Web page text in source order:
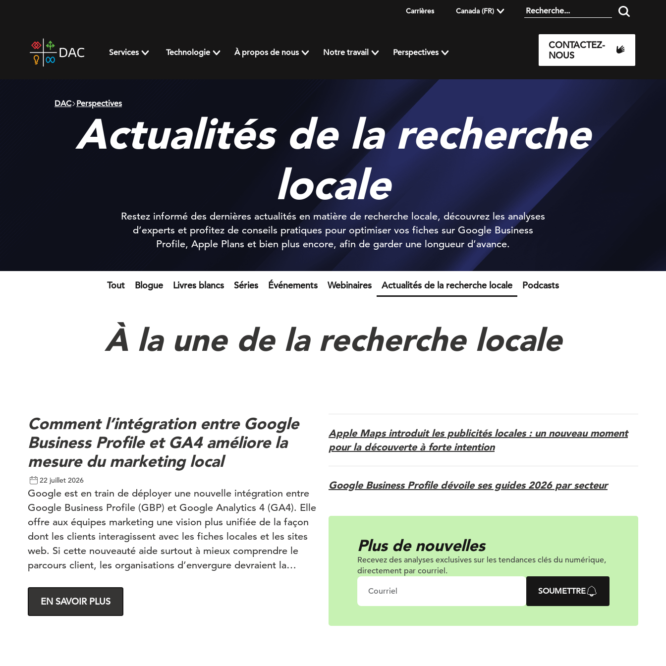
Carrières Canada (FR)
home
page
Services Technologie À propos de nous Notre travail Perspectives
CONTACTEZ-
NOUS
DAC Perspectives
Actualités de la recherche
locale
Restez informé des dernières actualités en matière de recherche locale, découvrez les analyses
d’experts et profitez de conseils pratiques pour optimiser vos fiches sur Google Business
Profile, Apple Plans et bien plus encore, afin de garder une longueur d’avance.
Tout Blogue Livres blancs Séries Événements Webinaires Actualités de la recherche locale Podcasts
À la une de la recherche locale
Comment l’intégration entre Google
Business Profile et GA4 améliore la
mesure du marketing local
22 juillet 2026
Google est en train de déployer une nouvelle intégration entre
Google Business Profile (GBP) et Google Analytics 4 (GA4). Elle
offre aux équipes marketing une vision plus unifiée de la façon
dont les clients interagissent avec les fiches locales et les sites
web. Si cette nouveauté aide surtout à mieux comprendre le
parcours client, les organisations d’envergure devraient la
désormais connecter leur Google Business Profile à GA4 et
EN SAVOIR PLUS
Apple Maps introduit les publicités locales : un nouveau moment
pour la découverte à forte intention
Google Business Profile dévoile ses guides 2026 par secteur
Plus de nouvelles
Recevez des analyses exclusives sur les tendances clés du numérique,
directement par courriel.
SOUMETTRE